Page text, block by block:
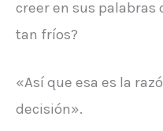
creer en sus palabras
tan fríos?
«Así que esa es la
decisión».